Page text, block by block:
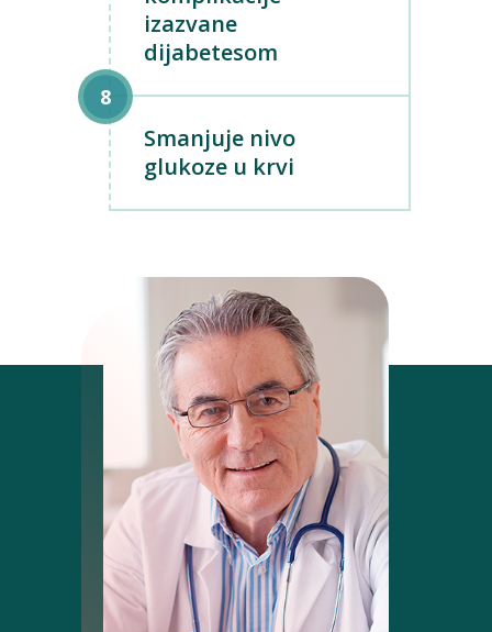
izazvane
dijabetesom
Smanjuje nivo
glukoze u krvi